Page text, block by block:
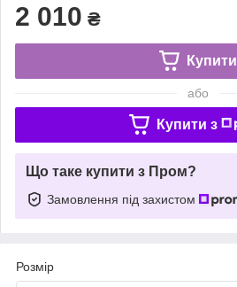
2 010 ₴
Купити
або
Купити з
Що таке купити з Пром?
Замовлення під захистом
Розмір